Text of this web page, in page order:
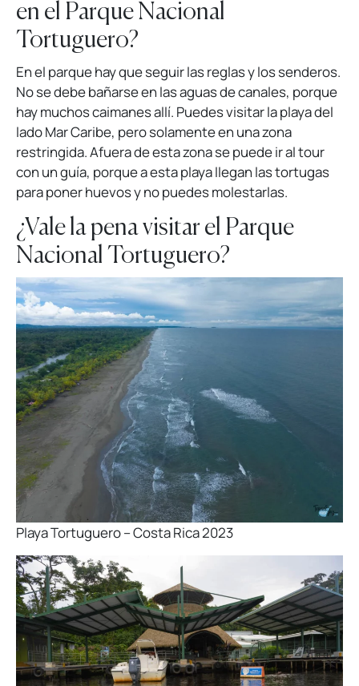
en el Parque Nacional
Tortuguero?
En el parque hay que seguir las reglas y los senderos.
No se debe bañarse en las aguas de canales, porque
hay muchos caimanes allí. Puedes visitar la playa del
lado Mar Caribe, pero solamente en una zona
restringida. Afuera de esta zona se puede ir al tour
con un guía, porque a esta playa llegan las tortugas
para poner huevos y no puedes molestarlas.
¿Vale la pena visitar el Parque
Nacional Tortuguero?
Playa Tortuguero – Costa Rica 2023